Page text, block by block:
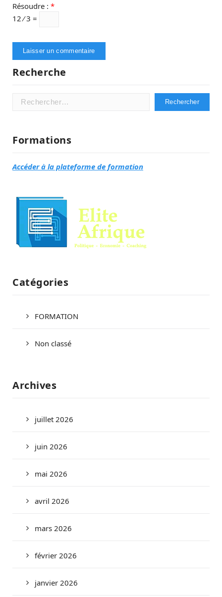
Résoudre : *
12 ⁄ 3 =
Recherche
Rechercher :
Formations
Accéder à la plateforme de formation
Catégories
FORMATION
Non classé
Archives
juillet 2026
juin 2026
mai 2026
avril 2026
mars 2026
février 2026
janvier 2026